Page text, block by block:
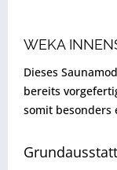
WEKA
Dieses
bereits
somit besonders